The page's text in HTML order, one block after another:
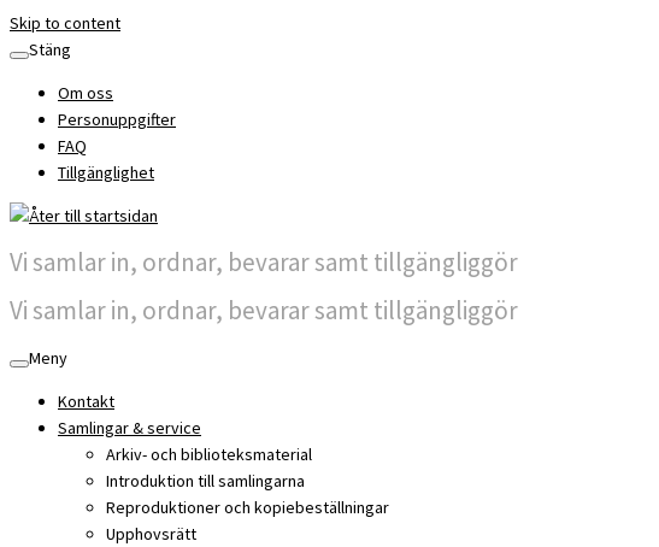
Skip to content
Stäng
Om oss
Personuppgifter
FAQ
Tillgänglighet
Vi samlar in, ordnar, bevarar samt tillgängliggör
Vi samlar in, ordnar, bevarar samt tillgängliggör
Meny
Kontakt
Samlingar & service
Arkiv- och biblioteksmaterial
Introduktion till samlingarna
Reproduktioner och kopiebeställningar
Upphovsrätt